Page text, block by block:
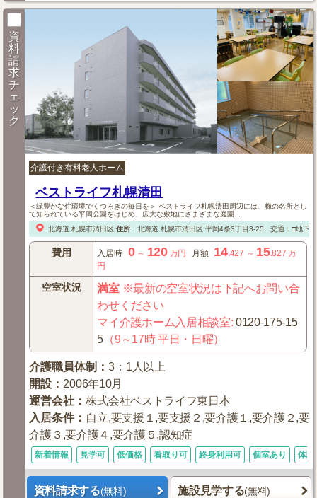
資
料
請
求
チ
ェ
ッ
ク
介護付き有料老人ホーム
ベストライフ札幌清田
＜緑豊かな住環境でくつろぎの毎日を＞ ベストライフ札幌清田周辺には、梅の名所とし
て知られている平岡公園をはじめ、広大な敷地にさまざまな庭園...
北海道 札幌市清田区 住所： 北海道 札幌市清田区平岡4条3丁目3-25 交通：□地下
費用 入居時 0～ 120 万円 月額 14.427 ～ 15.827 万
円
空室状況 満室※最新の空室状況は下記へお問い合
わせください
マイ介護ホーム入居相談室:0120-175-15
5 （9～17時 平日・日曜）
介護職員体制 ：3：1人以上
開設 ： 2006年10月
運営会社 ：株式会社ベストライフ東日本
入居条件： 自立,要支援１,要支援２,要介護１,要介護２,要
介護３,要介護４,要介護５,認知症
新着情報 見学可 低価格 看取り可 終身利用可 個室あり 体験
資料請求する(無料) 施設見学する(無料)